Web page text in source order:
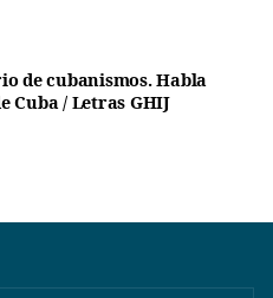
de cubanismos. Habla
Cuba / Letras GHIJ